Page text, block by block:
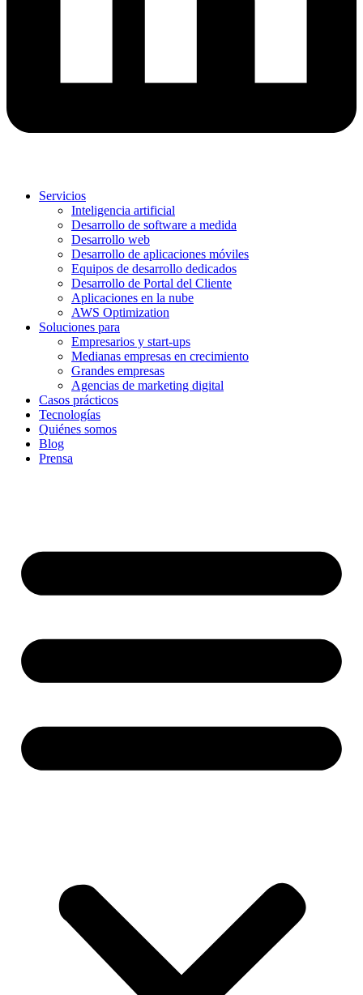
Servicios
Inteligencia artificial
Desarrollo de software a medida
Desarrollo web
Desarrollo de aplicaciones móviles
Equipos de desarrollo dedicados
Desarrollo de Portal del Cliente
Aplicaciones en la nube
AWS Optimization
Soluciones para
Empresarios y start-ups
Medianas empresas en crecimiento
Grandes empresas
Agencias de marketing digital
Casos prácticos
Tecnologías
Quiénes somos
Blog
Prensa